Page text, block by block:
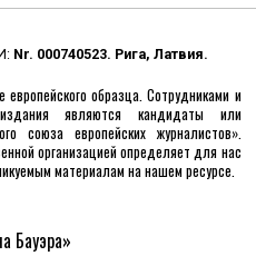
Nr. 000740523. Рига, Латвия.
образца. Сотрудниками и
являются кандидаты или
союза европейских журналистов».
организацией определяет для нас
материалам на нашем ресурсе.
Бауэра»